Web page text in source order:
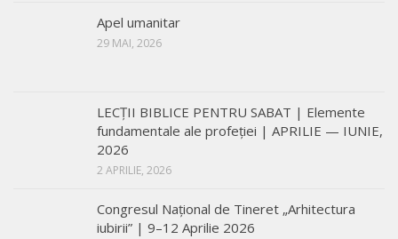
Apel umanitar
29 MAI, 2026
LECŢII BIBLICE PENTRU SABAT | Elemente
fundamentale ale profeției | APRILIE — IUNIE,
2026
2 APRILIE, 2026
Congresul Național de Tineret „Arhitectura
iubirii” | 9–12 Aprilie 2026